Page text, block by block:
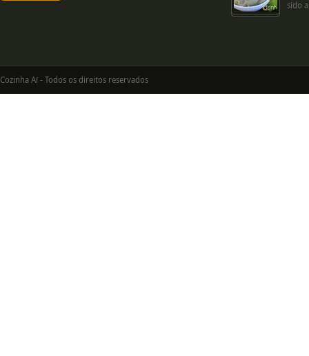
sido
Cozinha Aí - Todos os direitos reservados